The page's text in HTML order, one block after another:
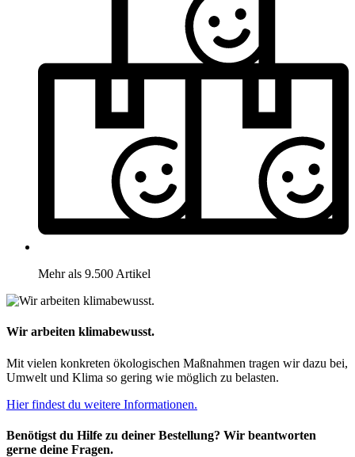
Mehr als 9.500 Artikel
Wir arbeiten klimabewusst.
Mit vielen konkreten ökologischen Maßnahmen tragen wir dazu bei,
Umwelt und Klima so gering wie möglich zu belasten.
Hier findest du weitere Informationen.
Benötigst du Hilfe zu deiner Bestellung? Wir beantworten
gerne deine Fragen.